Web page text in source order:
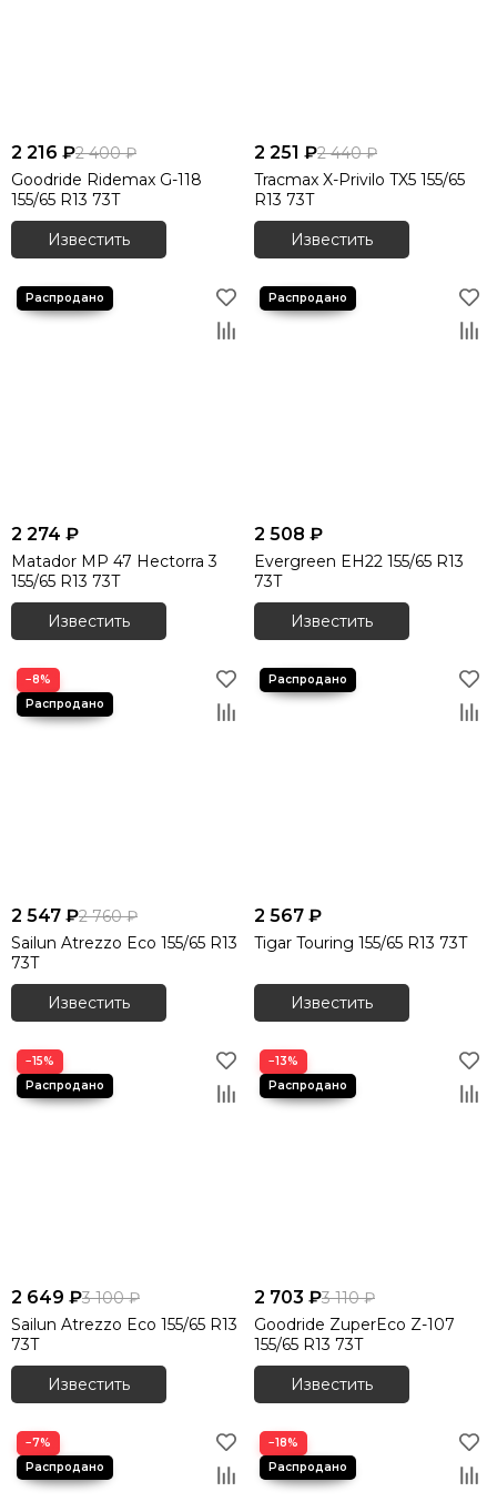
2 216 ₽2 400 ₽
Goodride Ridemax G-118
155/65 R13 73T
Известить
2 251 ₽2 440 ₽
Tracmax X-Privilo TX5 155/65
R13 73T
Известить
2 274 ₽
Matador MP 47 Hectorra 3
155/65 R13 73T
Известить
2 508 ₽
Evergreen EH22 155/65 R13
73T
Известить
−8%
2 547 ₽2 760 ₽
Sailun Atrezzo Eco 155/65 R13
73T
Известить
2 567 ₽
Tigar Touring 155/65 R13 73T
Известить
−15%
2 649 ₽3 100 ₽
Sailun Atrezzo Eco 155/65 R13
73T
Известить
−13%
2 703 ₽3 110 ₽
Goodride ZuperEco Z-107
155/65 R13 73T
Известить
−7% −18%